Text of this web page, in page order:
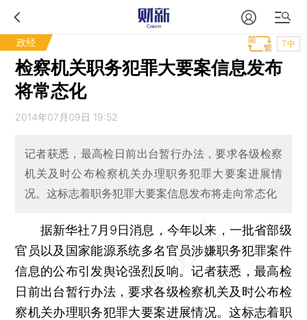
政经 T中
检察机关职务犯罪大要案信息发布
将常态化
2014年07月09日 19:52
记者获悉，最高检日前出台暂行办法，要求各级检察
机关及时公布检察机关办理职务犯罪大要案进展情
况。这标志着职务犯罪大要案信息发布将走向常态化
据新华社7月9日消息，今年以来，一批省部级
官员以及国家能源系统多名官员涉嫌职务犯罪案件
信息的公布引发舆论强烈反响。记者获悉，最高检
日前出台暂行办法，要求各级检察机关及时公布检
察机关办理职务犯罪大要案进展情况。这标志着职